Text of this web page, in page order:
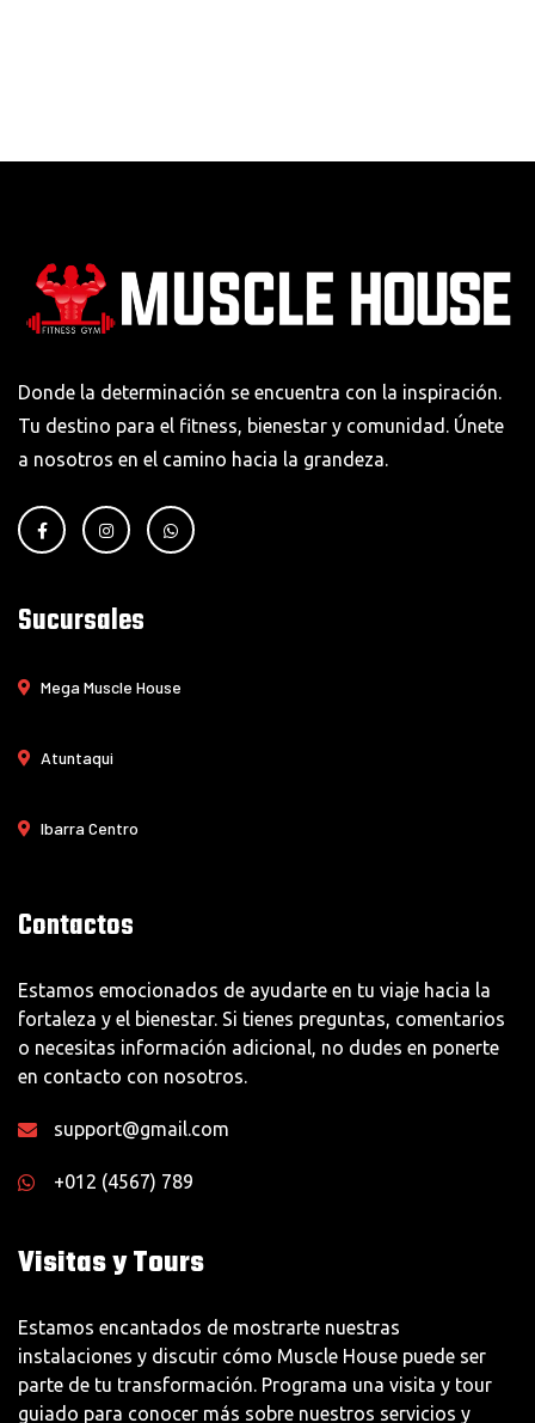
Donde la determinación se encuentra con la inspiración.
Tu destino para el fitness, bienestar y comunidad. Únete
a nosotros en el camino hacia la grandeza.
Sucursales
Mega Muscle House
Atuntaqui
Ibarra Centro
Contactos
Estamos emocionados de ayudarte en tu viaje hacia la
fortaleza y el bienestar. Si tienes preguntas, comentarios
o necesitas información adicional, no dudes en ponerte
en contacto con nosotros.
support@gmail.com
+012 (4567) 789
Visitas y Tours
Estamos encantados de mostrarte nuestras
instalaciones y discutir cómo Muscle House puede ser
parte de tu transformación. Programa una visita y tour
guiado para conocer más sobre nuestros servicios y